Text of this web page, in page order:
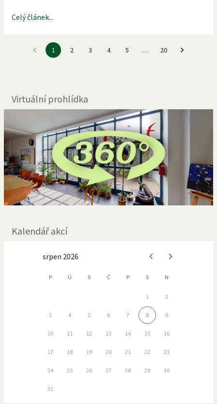
Celý článek...
1 2 3 4 5 … 20
Virtuální prohlídka
Kalendář akcí
srpen 2026
P Ú S Č P S N
1 2
3 4 5 6 7 8 9
10 11 12 13 14 15 16
17 18 19 20 21 22 23
24 25 26 27 28 29 30
31